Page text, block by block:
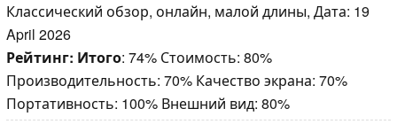
Классический обзор, онлайн, малой длины, Дата: 19
April 2026
Рейтинг: Итого: 74% Стоимость: 80%
Производительность: 70% Качество экрана: 70%
Портативность: 100% Внешний вид: 80%